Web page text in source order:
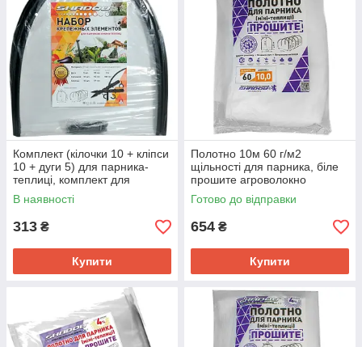
Комплект (кілочки 10 + кліпси
10 + дуги 5) для парника-
теплиці, комплект для
збирання парника з дуг
В наявності
313 ₴
Купити
Полотно 10м 60 г/м2
щільності для парника, біле
прошите агроволокно
Готово до відправки
654 ₴
Купити